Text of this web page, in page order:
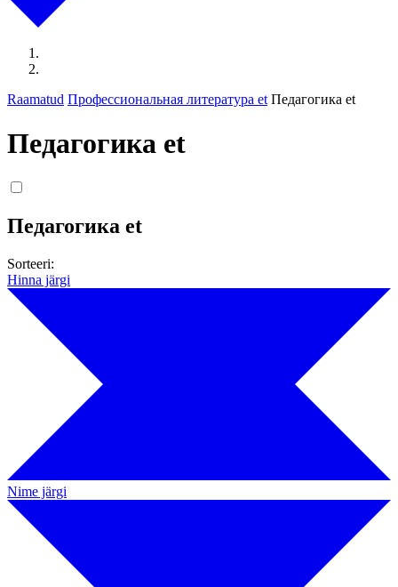
Raamatud Профессиональная литература et Педагогика et
Педагогика et
Педагогика et
Sorteeri:
Hinna järgi
Nime järgi